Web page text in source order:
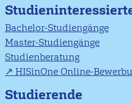
Bachelor-Studiengänge
Master-Studiengänge
Studienberatung
HISinOne Online-
Studierende